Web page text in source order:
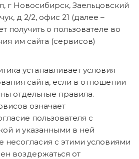
г Новосибирск, Заельцовский
д 2/2, офис 21 (далее –
получить о пользователе во
им сайта (сервисов)
устанавливает условия
сайта, если в отношении
отдельные правила.
означает
пользователя с
и указанными в ней
несогласия с этими условиями
воздержаться от